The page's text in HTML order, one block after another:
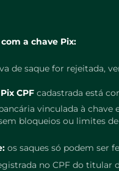
a chave Pix:
de saque for rejeitada,
CPF cadastrada está
vinculada à chave
bloqueios ou limites
os saques só podem ser
no CPF do titular